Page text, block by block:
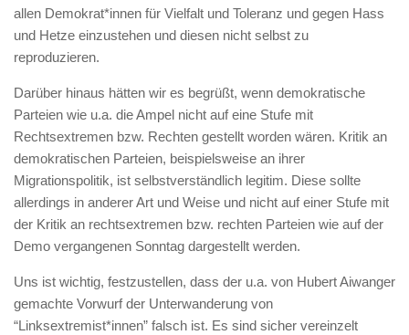
allen Demokrat*innen für Vielfalt und Toleranz und gegen Hass
und Hetze einzustehen und diesen nicht selbst zu
reproduzieren.
Darüber hinaus hätten wir es begrüßt, wenn demokratische
Parteien wie u.a. die Ampel nicht auf eine Stufe mit
Rechtsextremen bzw. Rechten gestellt worden wären. Kritik an
demokratischen Parteien, beispielsweise an ihrer
Migrationspolitik, ist selbstverständlich legitim. Diese sollte
allerdings in anderer Art und Weise und nicht auf einer Stufe mit
der Kritik an rechtsextremen bzw. rechten Parteien wie auf der
Demo vergangenen Sonntag dargestellt werden.
Uns ist wichtig, festzustellen, dass der u.a. von Hubert Aiwanger
gemachte Vorwurf der Unterwanderung von
“Linksextremist*innen” falsch ist. Es sind sicher vereinzelt